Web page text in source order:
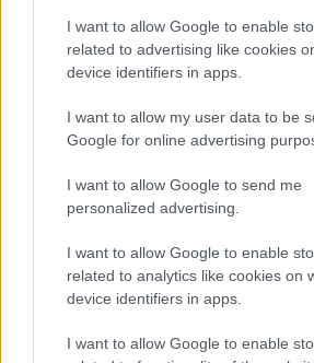
I want to allow Google to enable
related to advertising like cookies
device identifiers in apps.
I want to allow my user data to be
Google for online advertising
I want to allow Google to send me
personalized advertising.
I want to allow Google to enable
related to analytics like cookies on
device identifiers in apps.
I want to allow Google to enable
ΟΛΕΣ ΟΙ ΕΙΔΗΣΕΙΣ
Κομισιόν: Μπαίνει
στο φυσικό αέριο - Τι
το ρωσικό πετρέλαιο
κυβέρνηση μειωμένο
καταστήματα τον χειμώνα
Γεραπετρίτης στο OPEN:
δώσουμε προεκλογικά
διακινδυνεύσει την
πορεία της χώρας